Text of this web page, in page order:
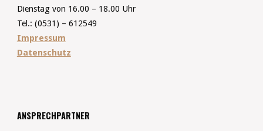
Dienstag von 16.00 – 18.00 Uhr
Tel.: (0531) – 612549
Impressum
Datenschutz
ANSPRECHPARTNER